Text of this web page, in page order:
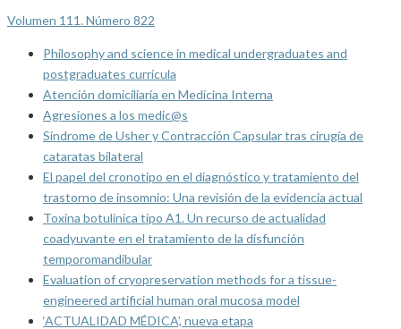
Volumen 111. Número 822
Philosophy and science in medical undergraduates and
postgraduates curricula
Atención domiciliaria en Medicina Interna
Agresiones a los medic@s
Síndrome de Usher y Contracción Capsular tras cirugía de
cataratas bilateral
El papel del cronotipo en el diagnóstico y tratamiento del
trastorno de insomnio: Una revisión de la evidencia actual
Toxina botulínica tipo A1. Un recurso de actualidad
coadyuvante en el tratamiento de la disfunción
temporomandibular
Evaluation of cryopreservation methods for a tissue-
engineered artificial human oral mucosa model
‘ACTUALIDAD MÉDICA’, nueva etapa